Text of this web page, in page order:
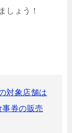
しょう！
対象店舗は
事券の販売